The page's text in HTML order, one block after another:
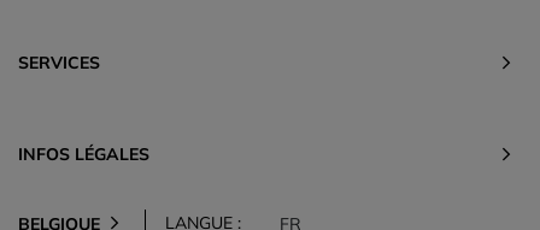
SERVICES
INFOS LÉGALES
BELGIQUE LANGUE : FR